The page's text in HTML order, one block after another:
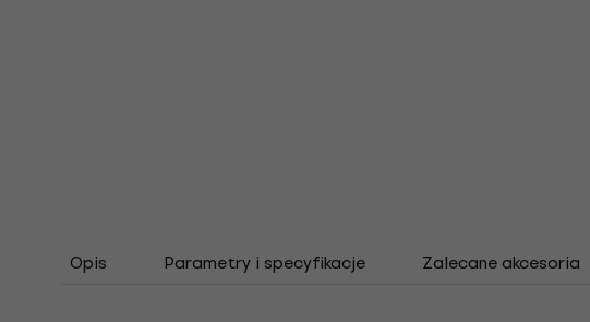
Opis Parametry i specyfikacje Zalecane akcesoria